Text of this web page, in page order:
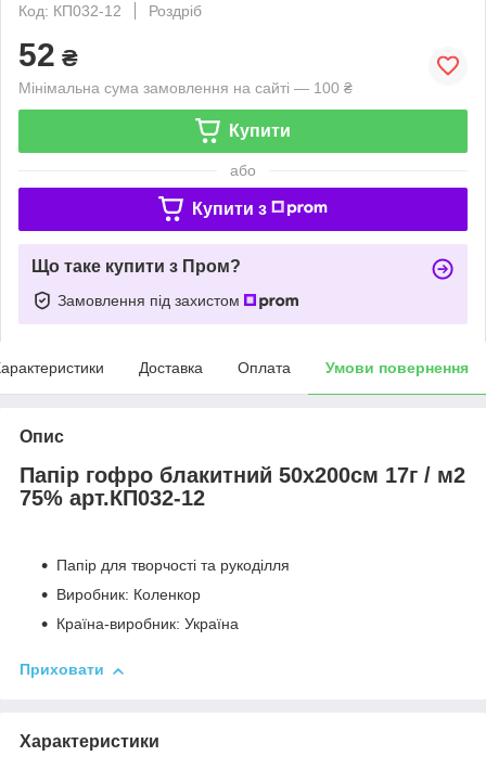
Код: КП032-12
Роздріб
52 ₴
Мінімальна сума замовлення на сайті — 100 ₴
Купити
або
Купити з
Що таке купити з Пром?
Замовлення під захистом
Доставка Оплата Умови повернення
Опис
Папір гофро блакитний 50х200см 17г / м2
75% арт.КП032-12
Папір для творчості та рукоділля
Виробник: Коленкор
Країна-виробник: Україна
Приховати
Характеристики